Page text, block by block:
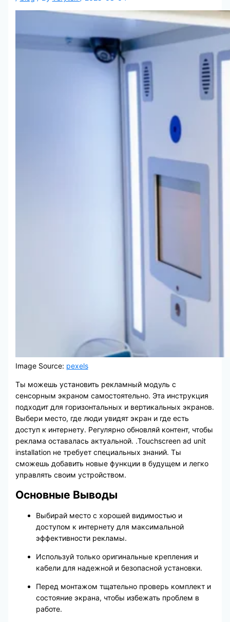
Image Source: pexels
Ты можешь установить рекламный модуль с
сенсорным экраном самостоятельно. Эта инструкция
подходит для горизонтальных и вертикальных экранов.
Выбери место, где люди увидят экран и где есть
доступ к интернету. Регулярно обновляй контент, чтобы
реклама оставалась актуальной. .Touchscreen ad unit
installation не требует специальных знаний. Ты
сможешь добавить новые функции в будущем и легко
управлять своим устройством.
Основные Выводы
Выбирай место с хорошей видимостью и
доступом к интернету для максимальной
эффективности рекламы.
Используй только оригинальные крепления и
кабели для надежной и безопасной установки.
Перед монтажом тщательно проверь комплект и
состояние экрана, чтобы избежать проблем в
работе.